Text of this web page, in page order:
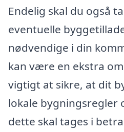
Endelig skal du også
eventuelle
nødvendige i din
kan være en ekstra
vigtigt at sikre, at dit
lokale bygningsregler
dette skal tages i